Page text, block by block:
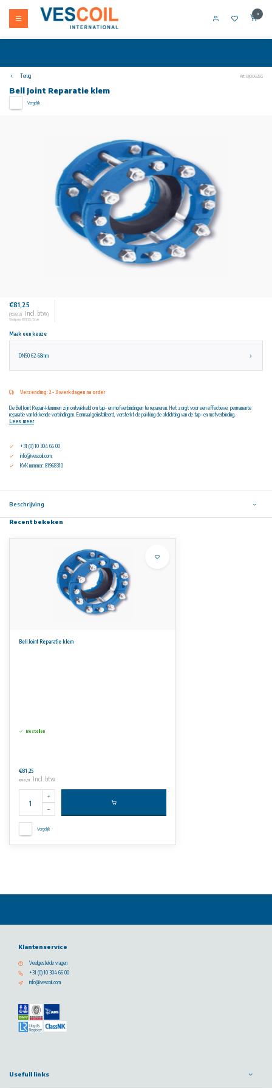
0
Terug Art: BJ0062EG
Bell Joint Reparatie klem
Vergelijk
€81,25
(€98,31 Incl. btw)
Stukprijs: €81,25 / Stuk
Maak een keuze
DN50 62-68mm
Verzending: 2 - 3 werkdagen na order
De Bell Joint Repair-klemmen zijn ontwikkeld om tap- en mofverbindingen te repareren. Het zorgt voor een effectieve, permanente
reparatie van lekkende verbindingen. Eenmaal geïnstalleerd, versterkt de pakking de afdichting van de tap- en mofverbinding.
Lees meer
+31 (0) 10 304 66 00
info@vescoil.com
KVK nummer: 81968310
Beschrijving
Recent bekeken
Bell Joint Reparatie klem
Bestellen
€81,25
€98,31 Incl. btw
Vergelijk
Klantenservice
Veelgestelde vragen
+31 (0) 10 304 66 00
info@vescoil.com
Usefull links